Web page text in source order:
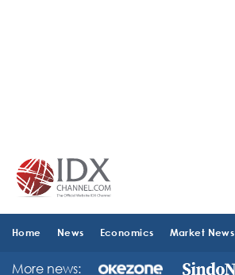
Home News Economics Market News
More news: